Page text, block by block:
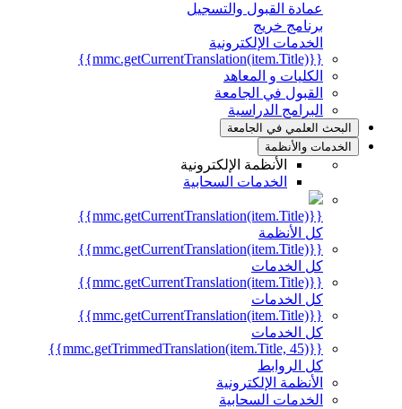
عمادة القبول والتسجيل
برنامج خريج
الخدمات الإلكترونية
{{mmc.getCurrentTranslation(item.Title)}}
الكليات و المعاهد
القبول في الجامعة
البرامج الدراسية
البحث العلمي في الجامعة
الخدمات والأنظمة
الأنظمة الإلكترونية
الخدمات السحابية
{{mmc.getCurrentTranslation(item.Title)}}
كل الأنظمة
{{mmc.getCurrentTranslation(item.Title)}}
كل الخدمات
{{mmc.getCurrentTranslation(item.Title)}}
كل الخدمات
{{mmc.getCurrentTranslation(item.Title)}}
كل الخدمات
{{mmc.getTrimmedTranslation(item.Title, 45)}}
كل الروابط
الأنظمة الإلكترونية
الخدمات السحابية